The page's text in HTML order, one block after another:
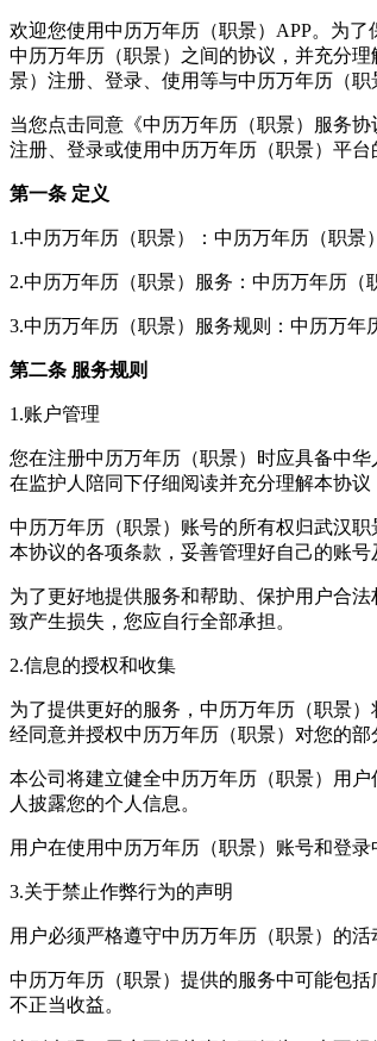
欢迎您使用中历万年历（职景）APP。为
中历万年历（职景）之间的协议，并充分
景）注册、登录、使用等与中历万年历（
当您点击同意《中历万年历（职景）服务
注册、登录或使用中历万年历（职景）平台
第一条 定义
1.中历万年历（职景）：中历万年历（职景
2.中历万年历（职景）服务：中历万年历（
3.中历万年历（职景）服务规则：中历万年
第二条 服务规则
1.账户管理
您在注册中历万年历（职景）时应具备中
在监护人陪同下仔细阅读并充分理解本协
中历万年历（职景）账号的所有权归武汉
本协议的各项条款，妥善管理好自己的账
为了更好地提供服务和帮助、保护用户合
致产生损失，您应自行全部承担。
2.信息的授权和收集
为了提供更好的服务，中历万年历（职景
经同意并授权中历万年历（职景）对您的部
本公司将建立健全中历万年历（职景）用
人披露您的个人信息。
用户在使用中历万年历（职景）账号和登
3.关于禁止作弊行为的声明
用户必须严格遵守中历万年历（职景）的
中历万年历（职景）提供的服务中可能包
不正当收益。